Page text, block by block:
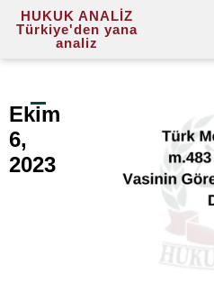
HUKUK ANALİZ
Türkiye'den yana
analiz
Ekim
6,
2023